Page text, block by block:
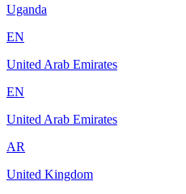
Uganda
EN
United Arab Emirates
EN
United Arab Emirates
AR
United Kingdom